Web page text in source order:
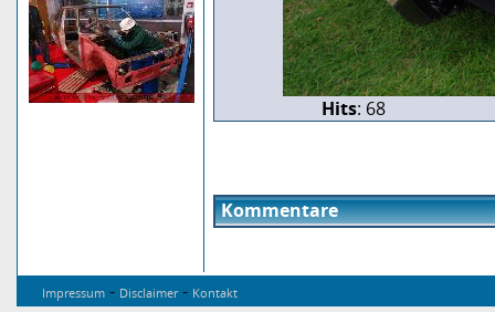
Hits: 68
Kommentare
Impressum - Disclaimer- Kontakt